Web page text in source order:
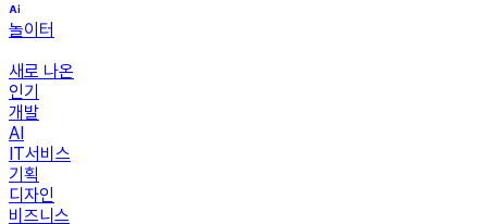
놀이터
새로 나온
인기
개발
AI
IT서비스
기획
디자인
비즈니스